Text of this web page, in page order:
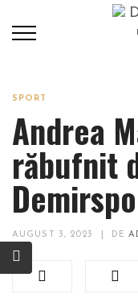
SPORT
Andrea
răbufnit
AUGUST 3, 2023 DE